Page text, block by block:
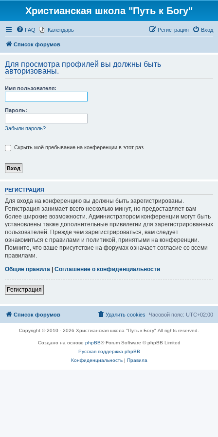
Христианская школа "Путь к Богу"
FAQ Календарь Вход
Регистрация
Список форумов
Для просмотра профилей вы должны быть
авторизованы.
Имя пользователя:
Пароль:
Забыли пароль?
Скрыть моё пребывание на конференции в этот раз
РЕГИСТРАЦИЯ
Для входа на конференцию вы должны быть зарегистрированы.
Регистрация занимает всего несколько минут, но предоставляет вам
более широкие возможности. Администратором конференции могут быть
установлены также дополнительные привилегии для зарегистрированных
пользователей. Прежде чем зарегистрироваться, вам следует
ознакомиться с правилами и политикой, принятыми на конференции.
Помните, что ваше присутствие на форумах означает согласие со всеми
правилами.
Общие правила
Соглашение о конфиденциальности
Регистрация
Список форумов Часовой пояс: UTC+02:00
Удалить cookies
Copyright © 2010 - 2026 Христианская школа "Путь к Богу" All rights reserved.
Создано на основе phpBB® Forum Software © phpBB Limited
Русская поддержка phpBB
Конфиденциальность| Правила